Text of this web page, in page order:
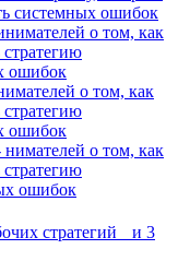
системных ошибок
о том, как
ошибок
о том, как
ошибок
нимателей о том, как
ошибок